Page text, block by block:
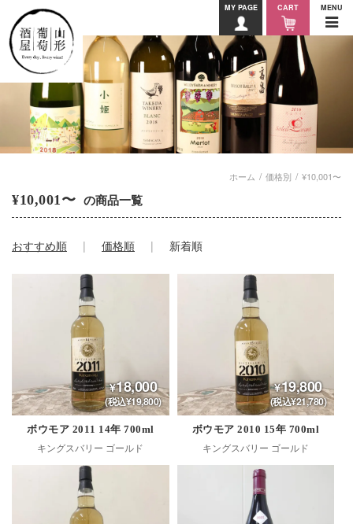
MY PAGE CART MENU
ホーム 価格別 ¥10,001〜
¥10,001〜 の商品一覧
おすすめ順 価格順 新着順
18,000
(税込¥19,800)
ボウモア 2011 14年 700ml
キングスバリー ゴールド
19,800
(税込¥21,780)
ボウモア 2010 15年 700ml
キングスバリー ゴールド